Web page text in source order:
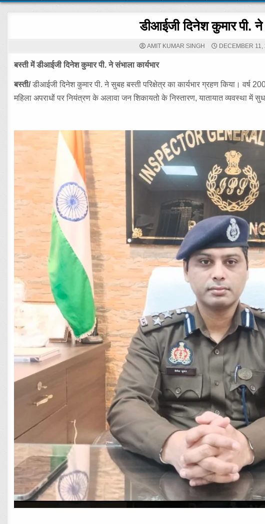
डीआईजी दिनेश कुमार पी. ने
AMIT KUMAR SINGH DECEMBER 11,
बस्ती में डीआईजी दिनेश कुमार पी. ने संभाला कार्यभार
बस्ती/डीआईजी दिनेश कुमार पी. ने सुबह बस्ती परिक्षेत्र का कार्यभार ग्रहण किया। वर्ष
महिला अपराधों पर नियंत्रण के अलावा जन शिकायतो के निस्तारण, यातायात व्यवस्था में